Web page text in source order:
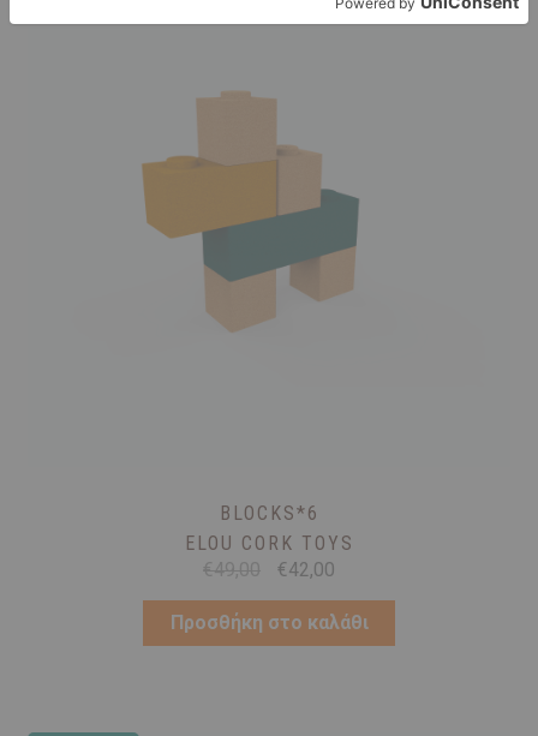
BLOCKS*6
ELOU CORK TOYS
€49,00
Original
was:
€49,00.
€42,00Η
τιμή
είναι:
Προσθήκη στο καλάθι